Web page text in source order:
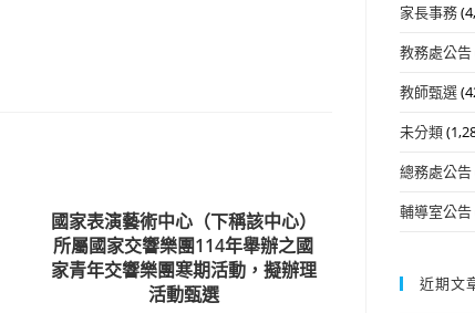
國家表演藝術中心（下稱該中心）
所屬國家交響樂團114年舉辦之國
家青年交響樂團寒期活動，擬辦理
活動甄選
家長事務
教務處公告
教師甄選
未分類
總務處公告
輔導室公告
近期文